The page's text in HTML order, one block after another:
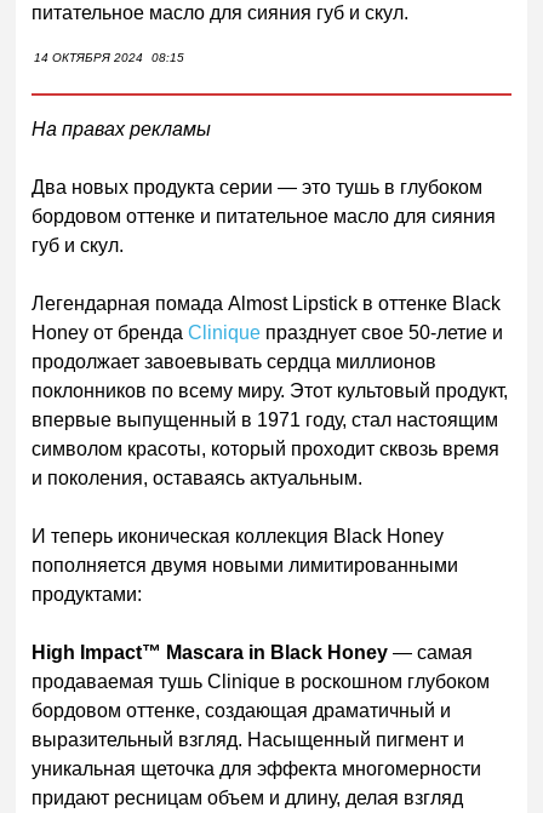
питательное масло для сияния губ и скул.
14 ОКТЯБРЯ 2024 08:15
На правах рекламы
Два новых продукта серии — это тушь в глубоком
бордовом оттенке и питательное масло для сияния
губ и скул.
Легендарная помада Almost Lipstick в оттенке Black
Honey от брендаClinique празднует свое 50-летие и
продолжает завоевывать сердца миллионов
поклонников по всему миру. Этот культовый продукт,
впервые выпущенный в 1971 году, стал настоящим
символом красоты, который проходит сквозь время
и поколения, оставаясь актуальным.
И теперь иконическая коллекция Black Honey
пополняется двумя новыми лимитированными
продуктами:
High Impact™ Mascara in Black Honey — самая
продаваемая тушь Clinique в роскошном глубоком
бордовом оттенке, создающая драматичный и
выразительный взгляд. Насыщенный пигмент и
уникальная щеточка для эффекта многомерности
придают ресницам объем и длину, делая взгляд